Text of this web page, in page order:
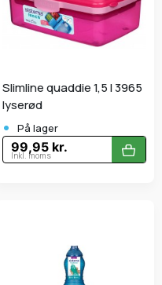
Slimline quaddie 1,5 l 3965
lyserød
• På lager
99,95 kr.
Inkl. moms